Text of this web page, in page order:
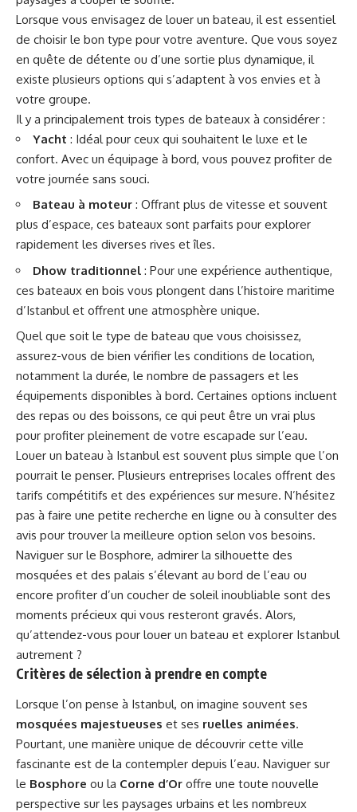
Lorsque vous envisagez de louer un bateau, il est essentiel
de choisir le bon type pour votre aventure. Que vous soyez
en quête de détente ou d’une sortie plus dynamique, il
existe plusieurs options qui s’adaptent à vos envies et à
votre groupe.
Il y a principalement trois types de bateaux à considérer :
Yacht : Idéal pour ceux qui souhaitent le luxe et le
confort. Avec un équipage à bord, vous pouvez profiter de
votre journée sans souci.
Bateau à moteur : Offrant plus de vitesse et souvent
plus d’espace, ces bateaux sont parfaits pour explorer
rapidement les diverses rives et îles.
Dhow traditionnel : Pour une expérience authentique,
ces bateaux en bois vous plongent dans l’histoire maritime
d’Istanbul et offrent une atmosphère unique.
Quel que soit le type de bateau que vous choisissez,
assurez-vous de bien vérifier les conditions de location,
notamment la durée, le nombre de passagers et les
équipements disponibles à bord. Certaines options incluent
des repas ou des boissons, ce qui peut être un vrai plus
pour profiter pleinement de votre escapade sur l’eau.
Louer un bateau à Istanbul est souvent plus simple que l’on
pourrait le penser. Plusieurs entreprises locales offrent des
tarifs compétitifs et des expériences sur mesure. N’hésitez
pas à faire une petite recherche en ligne ou à consulter des
avis pour trouver la meilleure option selon vos besoins.
Naviguer sur le Bosphore, admirer la silhouette des
mosquées et des palais s’élevant au bord de l’eau ou
encore profiter d’un coucher de soleil inoubliable sont des
moments précieux qui vous resteront gravés. Alors,
qu’attendez-vous pour louer un bateau et explorer Istanbul
autrement ?
Critères de sélection à prendre en compte
Lorsque l’on pense à Istanbul, on imagine souvent ses
mosquées majestueuses et ses ruelles animées.
Pourtant, une manière unique de découvrir cette ville
fascinante est de la contempler depuis l’eau. Naviguer sur
le Bosphore ou la Corne d’Or offre une toute nouvelle
perspective sur les paysages urbains et les nombreux